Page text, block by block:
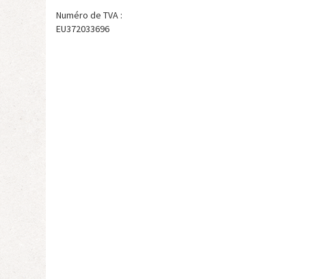
Numéro de TVA :
EU372033696